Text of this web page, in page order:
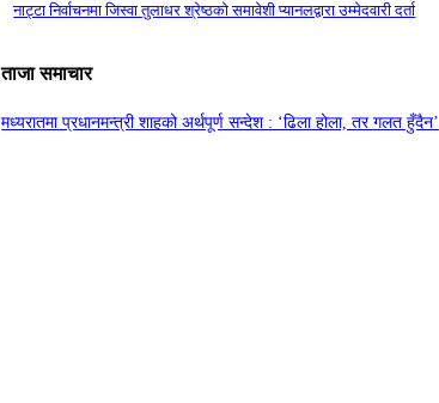
नाट्टा निर्वाचनमा जिस्वा तुलाधर श्रेष्ठको समावेशी प्यानलद्वारा उम्मेदवारी दर्ता
ताजा समाचार
मध्यरातमा प्रधानमन्त्री शाहको अर्थपूर्ण सन्देश : ‘ढिला होला, तर गलत हुँदैन’